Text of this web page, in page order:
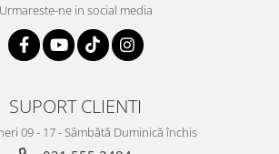
Urmareste-ne in social media
SUPORT CLIENTI
09 - 17 - Sâmbătă Duminică închis